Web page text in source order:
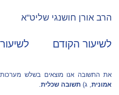
הרב אורן חושנגי שליט"א
לשיעור הקודם
את התשובה אנו מוצאים בשלש
אמונית, ג) תשובה שכלית.